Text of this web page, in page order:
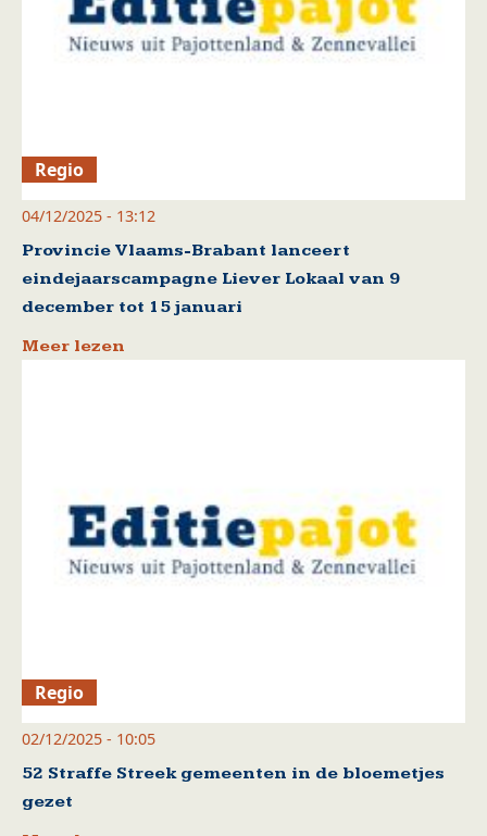
Regio
04/12/2025 - 13:12
Provincie Vlaams-Brabant lanceert
eindejaarscampagne Liever Lokaal van 9
december tot 15 januari
Meer lezen
Regio
02/12/2025 - 10:05
52 Straffe Streek gemeenten in de bloemetjes
gezet